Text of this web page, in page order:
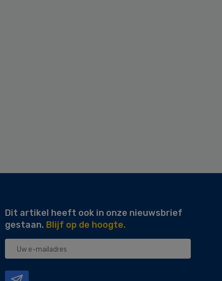
Dit artikel heeft ook in onze nieuwsbrief
gestaan. Blijf op de hoogte.
Uw